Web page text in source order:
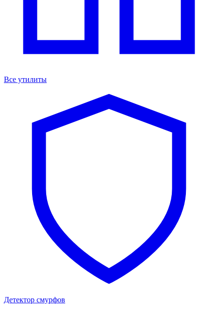
Все утилиты
Детектор смурфов